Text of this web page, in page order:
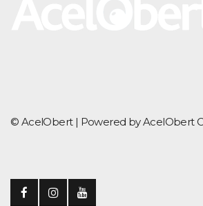
© AcelObert | Powered by AcelObert